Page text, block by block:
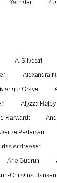
Yadrider
A. Silvestri
Alexandra
Grave
Alyzza Højby
Harwardt
Pedersen
Andreasen
Ane Gudrun
Christina Hansen